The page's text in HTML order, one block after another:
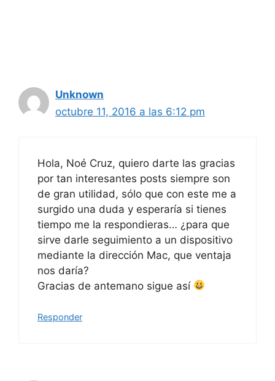
Unknown
octubre 11, 2016 a las 6:12 pm
Hola, Noé Cruz, quiero darte las gracias
por tan interesantes posts siempre son
de gran utilidad, sólo que con este me a
surgido una duda y esperaría si tienes
tiempo me la respondieras… ¿para que
sirve darle seguimiento a un dispositivo
mediante la dirección Mac, que ventaja
nos daría?
Gracias de antemano sigue así
Responder